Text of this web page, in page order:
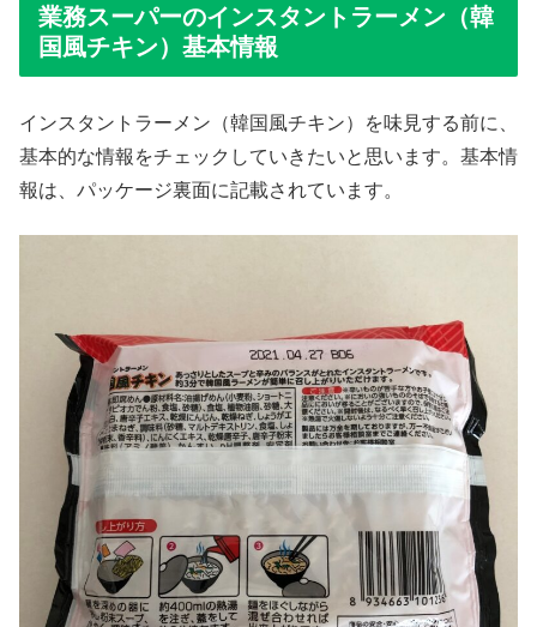
業務スーパーのインスタントラーメン（韓
国風チキン）基本情報
インスタントラーメン（韓国風チキン）を味見する前に、
基本的な情報をチェックしていきたいと思います。基本情
報は、パッケージ裏面に記載されています。